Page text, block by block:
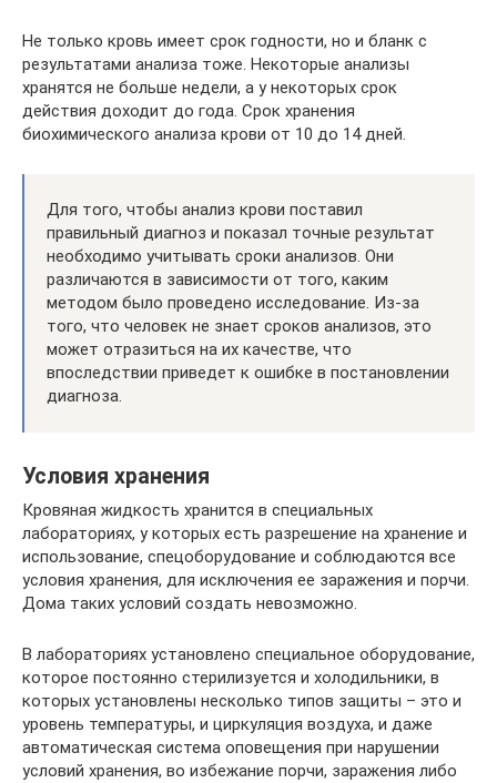
Не только кровь имеет срок годности, но и бланк с
результатами анализа тоже. Некоторые анализы
хранятся не больше недели, а у некоторых срок
действия доходит до года. Срок хранения
биохимического анализа крови от 10 до 14 дней.
Для того, чтобы анализ крови поставил
правильный диагноз и показал точные результат
необходимо учитывать сроки анализов. Они
различаются в зависимости от того, каким
методом было проведено исследование. Из-за
того, что человек не знает сроков анализов, это
может отразиться на их качестве, что
впоследствии приведет к ошибке в постановлении
диагноза.
Условия хранения
Кровяная жидкость хранится в специальных
лабораториях, у которых есть разрешение на хранение и
использование, спецоборудование и соблюдаются все
условия хранения, для исключения ее заражения и порчи.
Дома таких условий создать невозможно.
В лабораториях установлено специальное оборудование,
которое постоянно стерилизуется и холодильники, в
которых установлены несколько типов защиты – это и
уровень температуры, и циркуляция воздуха, и даже
автоматическая система оповещения при нарушении
условий хранения, во избежание порчи, заражения либо